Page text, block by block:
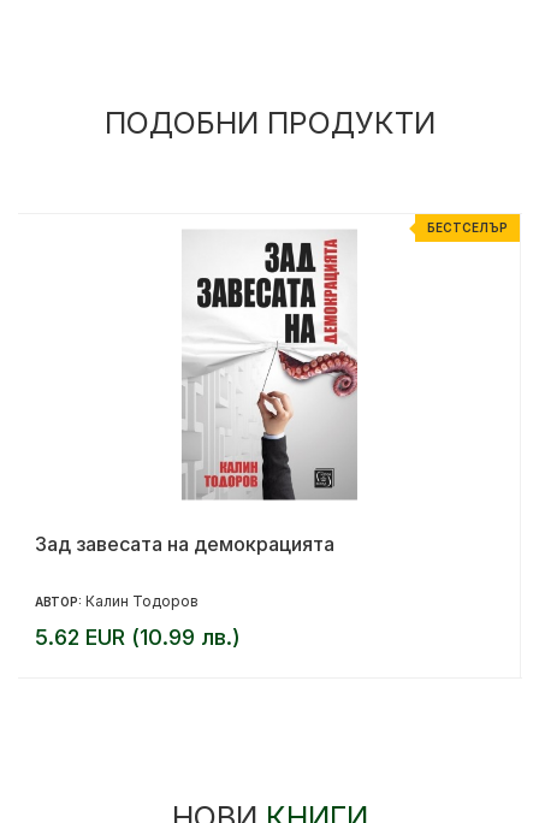
ПОДОБНИ ПРОДУКТИ
БЕСТСЕЛЪР
Зад завесата на демокрацията
АВТОР: Калин Тодоров
5.62 EUR (10.99 лв.)